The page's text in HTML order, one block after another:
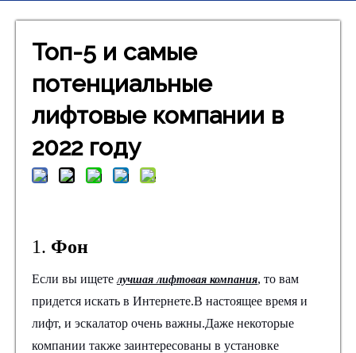
Топ-5 и самые
потенциальные
лифтовые компании в
2022 году
1. Фон
Если вы ищете лучшая лифтовая компания, то вам
придется искать в Интернете.В настоящее время и
лифт, и эскалатор очень важны.Даже некоторые
компании также заинтересованы в установке